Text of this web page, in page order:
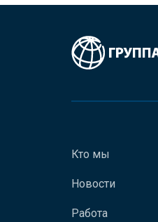
Кто мы
Новости
Работа